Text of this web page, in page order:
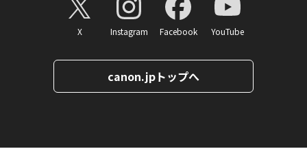
X Instagram Facebook YouTube
canon.jpトップへ